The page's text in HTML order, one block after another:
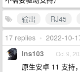
输出
RJ45
17 replies • 2022-10-
lns103 Oct 9,
原生安卓 11 支持